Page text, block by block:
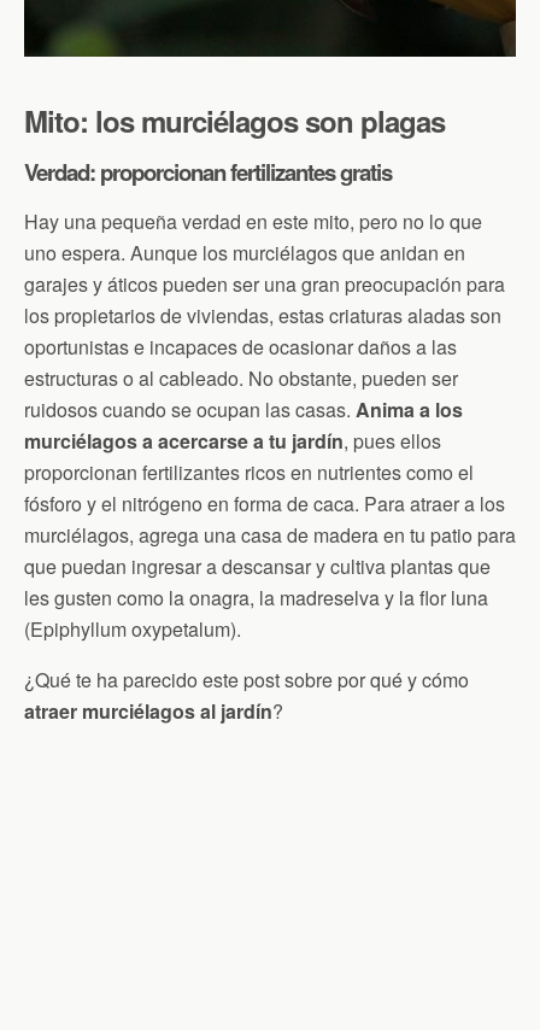
Mito: los murciélagos son plagas
Verdad: proporcionan fertilizantes gratis
Hay una pequeña verdad en este mito, pero no lo que
uno espera. Aunque los murciélagos que anidan en
garajes y áticos pueden ser una gran preocupación para
los propietarios de viviendas, estas criaturas aladas son
oportunistas e incapaces de ocasionar daños a las
estructuras o al cableado. No obstante, pueden ser
ruidosos cuando se ocupan las casas. Anima a los
murciélagos a acercarse a tu jardín, pues ellos
proporcionan fertilizantes ricos en nutrientes como el
fósforo y el nitrógeno en forma de caca. Para atraer a los
murciélagos, agrega una casa de madera en tu patio para
que puedan ingresar a descansar y cultiva plantas que
les gusten como la onagra, la madreselva y la flor luna
(Epiphyllum oxypetalum).
¿Qué te ha parecido este post sobre por qué y cómo
atraer murciélagos al jardín?